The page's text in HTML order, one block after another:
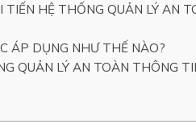
HỆ THỐNG QUẢN LÝ AN
ÁP DỤNG NHƯ THẾ NÀO?
QUẢN LÝ AN TOÀN THÔNG